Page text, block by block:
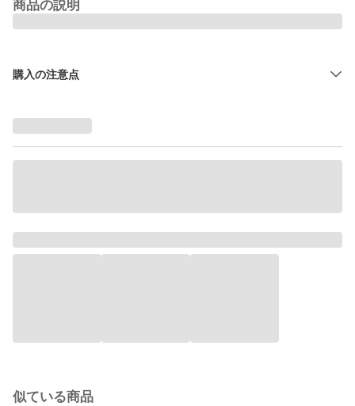
商品の説明
購入の注意点
似ている商品